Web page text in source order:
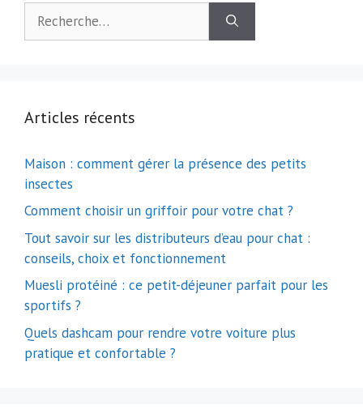
Articles récents
Maison : comment gérer la présence des petits
insectes
Comment choisir un griffoir pour votre chat ?
Tout savoir sur les distributeurs d’eau pour chat :
conseils, choix et fonctionnement
Muesli protéiné : ce petit-déjeuner parfait pour les
sportifs ?
Quels dashcam pour rendre votre voiture plus
pratique et confortable ?